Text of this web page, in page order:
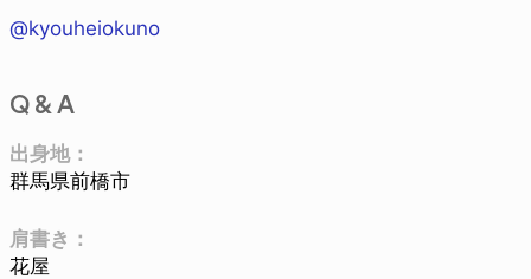
@kyouheiokuno
Q & A
出身地：
群馬県前橋市
肩書き：
花屋